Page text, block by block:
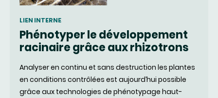
LIEN INTERNE
Phénotyper le développement
racinaire grâce aux rhizotrons
Analyser en continu et sans destruction les plantes
en conditions contrôlées est aujourd’hui possible
grâce aux technologies de phénotypage haut-